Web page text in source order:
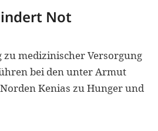
Not
zu medizinischer Versorgung
bei den unter Armut
Kenias zu Hunger und
nutzen